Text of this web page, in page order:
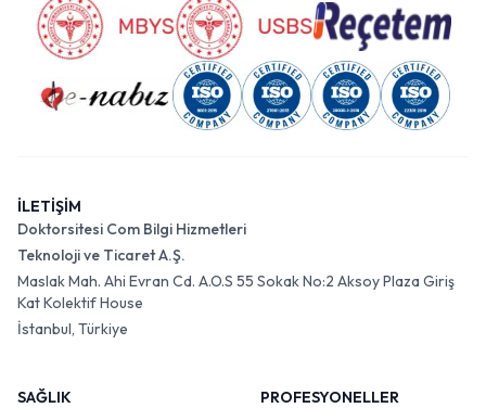
İLETİŞİM
Doktorsitesi Com Bilgi Hizmetleri
Teknoloji ve Ticaret A.Ş.
Maslak Mah. Ahi Evran Cd. A.O.S 55 Sokak No:2 Aksoy Plaza Giriş
Kat Kolektif House
İstanbul, Türkiye
SAĞLIK
PROFESYONELLER